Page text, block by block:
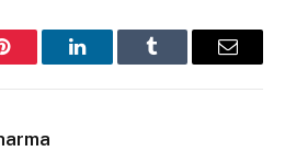
Pinterest LinkedInTumblr Email